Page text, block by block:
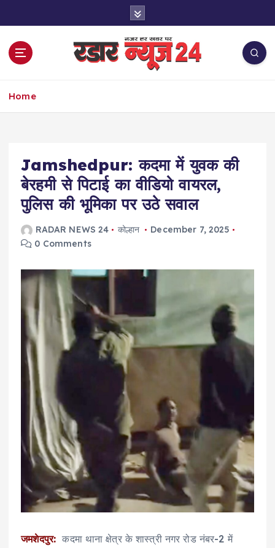
Home
Jamshedpur: कदमा में युवक की
बेरहमी से पिटाई का वीडियो वायरल,
पुलिस की भूमिका पर उठे सवाल
RADAR NEWS 24 कोल्हान
December 7, 2025
0 Comments
जमशेदपुर: कदमा थाना क्षेत्र के शास्त्री नगर रोड नंबर-2 में